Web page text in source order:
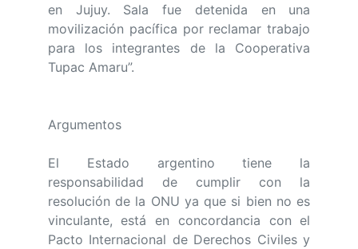
en Jujuy. Sala fue detenida en una
movilización pacífica por reclamar trabajo
para los integrantes de la Cooperativa
Tupac Amaru”.
Argumentos
El Estado argentino tiene la
responsabilidad de cumplir con la
resolución de la ONU ya que si bien no es
vinculante, está en concordancia con el
Pacto Internacional de Derechos Civiles y